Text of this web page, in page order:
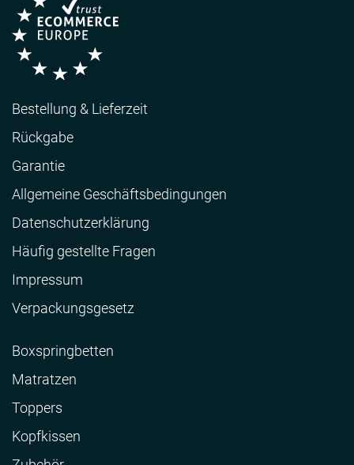
Bestellung & Lieferzeit
Rückgabe
Garantie
Allgemeine Geschäftsbedingungen
Datenschutzerklärung
Häufig gestellte Fragen
Impressum
Verpackungsgesetz
Boxspringbetten
Matratzen
Toppers
Kopfkissen